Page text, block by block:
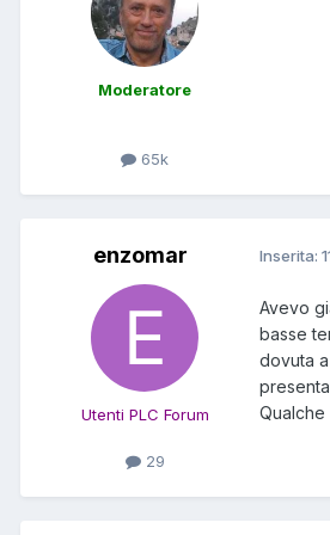
Moderatore
65k
enzomar
Utenti PLC Forum
29
Inserita:
Avevo
basse
dovuta